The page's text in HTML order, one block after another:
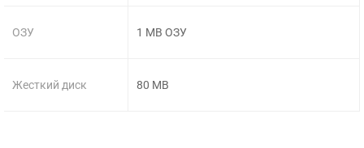
ОЗУ
Жесткий диск
1 MB ОЗУ
80 MB